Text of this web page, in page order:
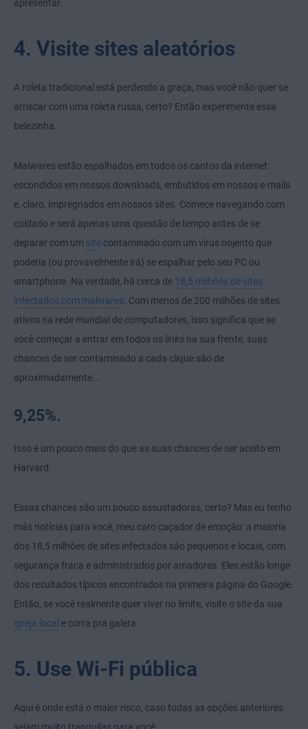
apresentar.
4. Visite sites aleatórios
A roleta tradicional está perdendo a graça, mas você não quer se
arriscar com uma roleta russa, certo? Então experimente essa
belezinha.
Malwares estão espalhados em todos os cantos da internet:
escondidos em nossos downloads, embutidos em nossos e-mails
e, claro, impregnados em nossos sites. Comece navegando com
cuidado e será apenas uma questão de tempo antes de se
deparar com um site contaminado com um vírus nojento que
poderia (ou provavelmente irá) se espalhar pelo seu PC ou
smartphone. Na verdade, há cerca de 18,5 milhões de sites
infectados com malwares. Com menos de 200 milhões de sites
ativos na rede mundial de computadores, isso significa que se
você começar a entrar em todos os links na sua frente, suas
chances de ser contaminado a cada clique são de
aproximadamente...
9,25%.
Isso é um pouco mais do que as suas chances de ser aceito em
Harvard.
Essas chances são um pouco assustadoras, certo? Mas eu tenho
más notícias para você, meu caro caçador de emoção: a maioria
dos 18,5 milhões de sites infectados são pequenos e locais, com
segurança fraca e administrados por amadores. Eles estão longe
dos resultados típicos encontrados na primeira página do Google.
Então, se você realmente quer viver no limite, visite o site da sua
igreja local e corra pra galera.
5. Use Wi-Fi pública
Aqui é onde está o maior risco, caso todas as opções anteriores